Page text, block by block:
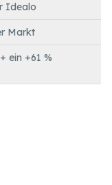
Idealo
Markt
ein +61 %